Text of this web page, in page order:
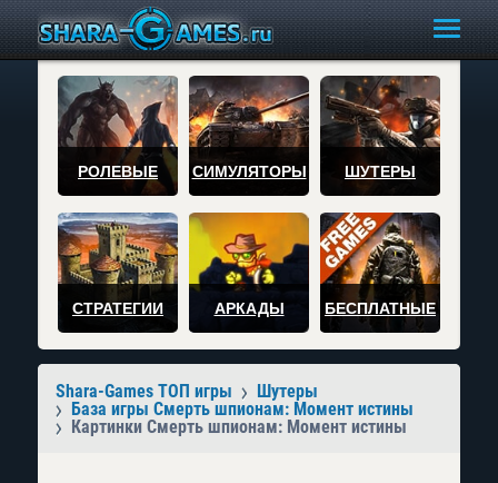
РОЛЕВЫЕ СИМУЛЯТОРЫ ШУТЕРЫ
СТРАТЕГИИ АРКАДЫ БЕСПЛАТНЫЕ
Shara-Games ТОП игры
Шутеры
База игры Смерть шпионам: Момент истины
Картинки Смерть шпионам: Момент истины